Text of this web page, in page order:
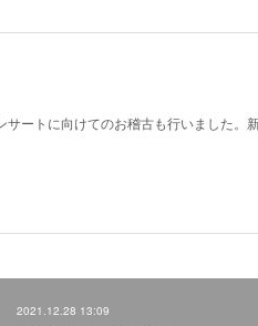
ートに向けてのお稽古も行いました。
2021.12.28 13:09